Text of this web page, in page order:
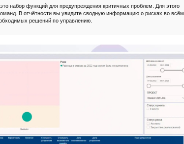
набор функций для предупреждения критичных проблем. Для этого
В отчётности вы увидите сводную информацию о рисках во всём
решений по управлению.